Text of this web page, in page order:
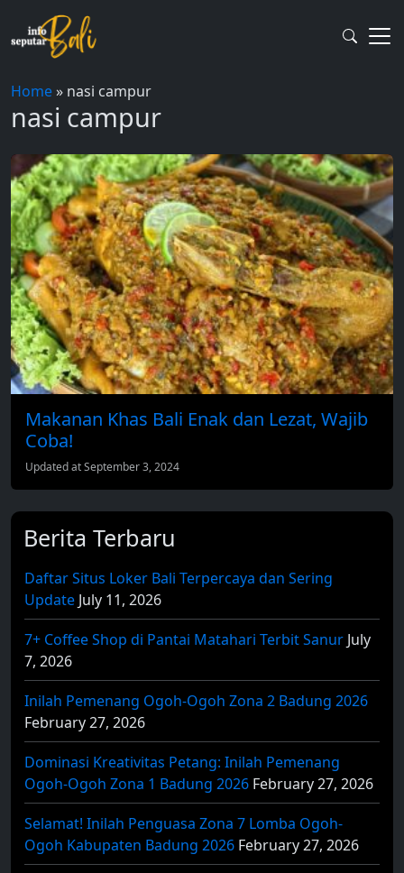
content
Home» nasi campur
nasi campur
Makanan Khas Bali Enak dan Lezat, Wajib
Coba!
Updated at September 3, 2024
Berita Terbaru
Daftar Situs Loker Bali Terpercaya dan Sering
Update July 11, 2026
7+ Coffee Shop di Pantai Matahari Terbit Sanur July
7, 2026
Inilah Pemenang Ogoh-Ogoh Zona 2 Badung 2026
February 27, 2026
Dominasi Kreativitas Petang: Inilah Pemenang
Ogoh-Ogoh Zona 1 Badung 2026 February 27, 2026
Selamat! Inilah Penguasa Zona 7 Lomba Ogoh-
Ogoh Kabupaten Badung 2026 February 27, 2026